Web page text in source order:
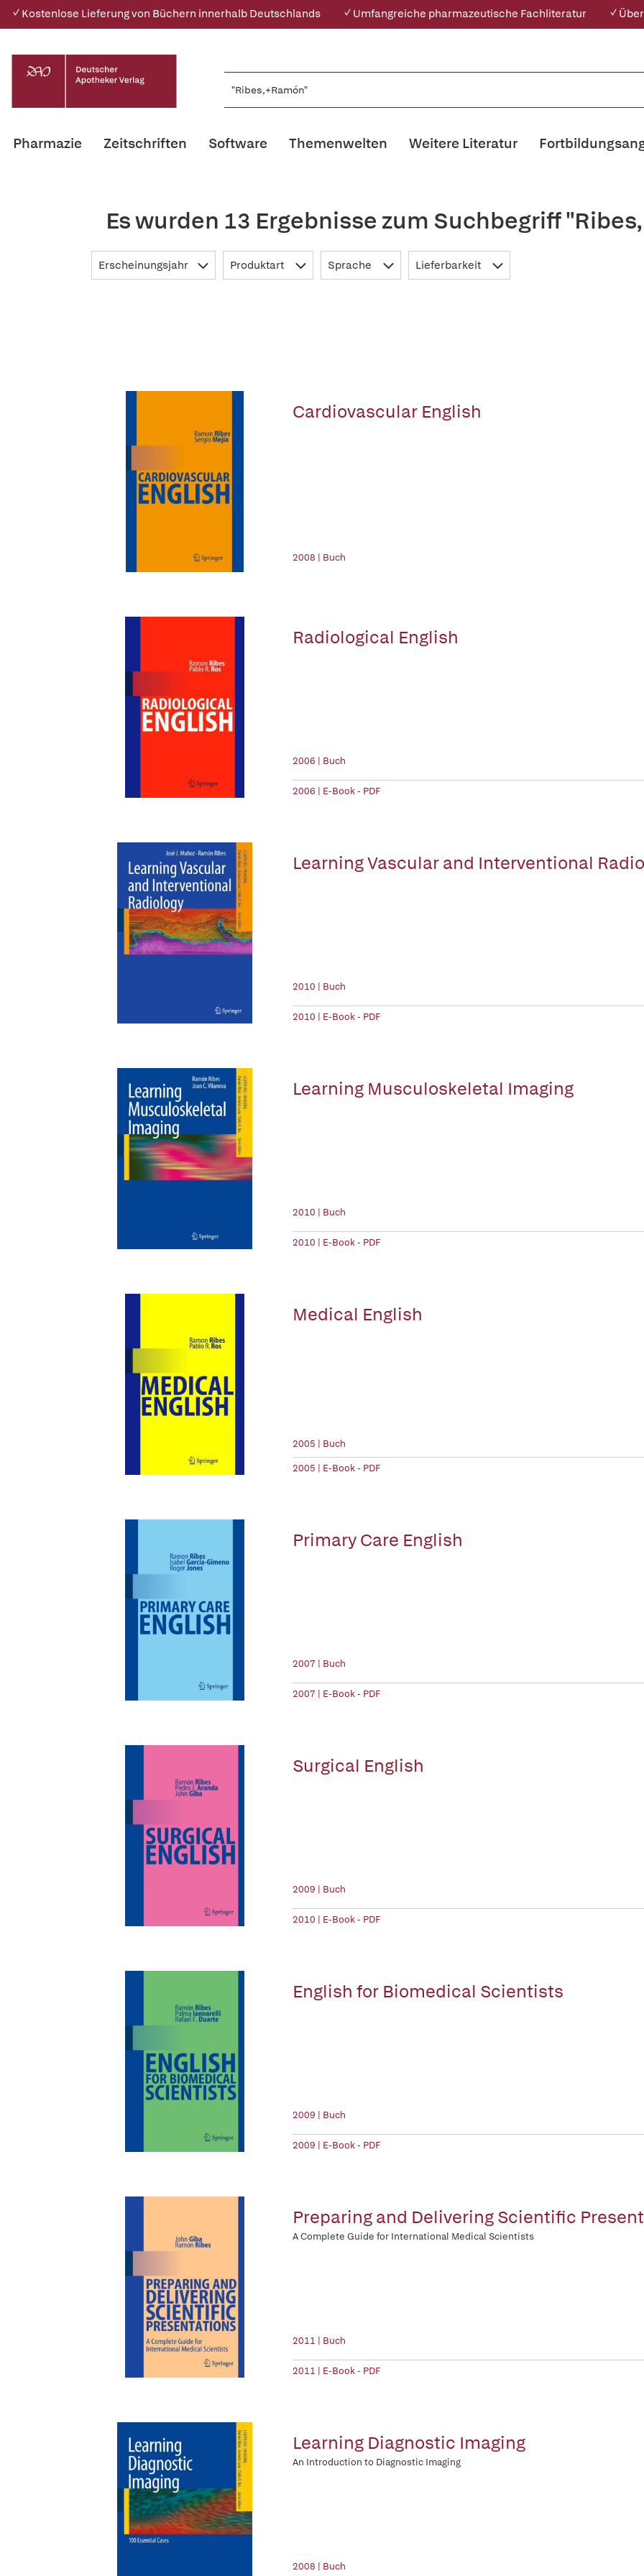
✓ Kostenlose Lieferung von Büchern innerhalb Deutschlands ✓ Umfangreiche pharmazeutische Fachliteratur ✓
Pharmazie Zeitschriften Software Themenwelten Weitere Literatur
Es wurden 13 Ergebnisse zum Suchbegriff
Erscheinungsjahr Produktart Sprache Lieferbarkeit
Cardiovascular English
2008 | Buch
Radiological English
2006 | Buch
2006 | E-Book - PDF
Learning Vascular and Interventional
2010 | Buch
2010 | E-Book - PDF
Learning Musculoskeletal Imaging
2010 | Buch
2010 | E-Book - PDF
Medical English
2005 | Buch
2005 | E-Book - PDF
Primary Care English
2007 | Buch
2007 | E-Book - PDF
Surgical English
2009 | Buch
2010 | E-Book - PDF
English for Biomedical Scientists
2009 | Buch
2009 | E-Book - PDF
Preparing and Delivering Scientific
A Complete Guide for International Medical Scientists
2011 | Buch
2011 | E-Book - PDF
Learning Diagnostic Imaging
An Introduction to Diagnostic Imaging
2008 | Buch